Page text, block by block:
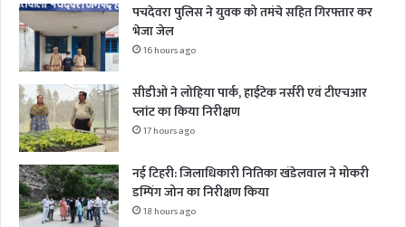
पचदेवरा पुलिस ने युवक को तमंचे सहित गिरफ्तार कर
भेजा जेल
16 hours ago
सीडीओ ने लोहिया पार्क, हाईटेक नर्सरी एवं टीएचआर
प्लांट का किया निरीक्षण
17 hours ago
नई टिहरी: जिलाधिकारी नितिका खंडेलवाल ने मोकरी
डम्पिंग जोन का निरीक्षण किया
18 hours ago